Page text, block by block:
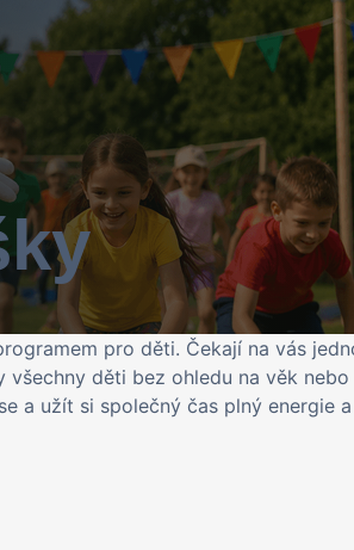
pro děti. Čekají na vás
děti bez ohledu na věk
a užít si společný čas plný energie